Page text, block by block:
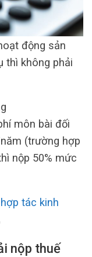
động sản
thì không phải
môn bài đối
(trường hợp
nộp 50% mức
tác kinh
nộp thuế